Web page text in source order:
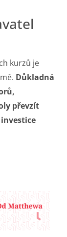
kurzů je
Důkladná
převzít